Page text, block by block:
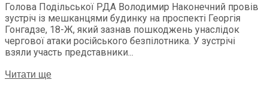
Голова Подільської РДА Володимир Наконечний провів
зустріч із мешканцями будинку на проспекті Георгія
Гонгадзе, 18-Ж, який зазнав пошкоджень унаслідок
чергової атаки російського безпілотника. У зустрічі
взяли участь представники...
Читати ще